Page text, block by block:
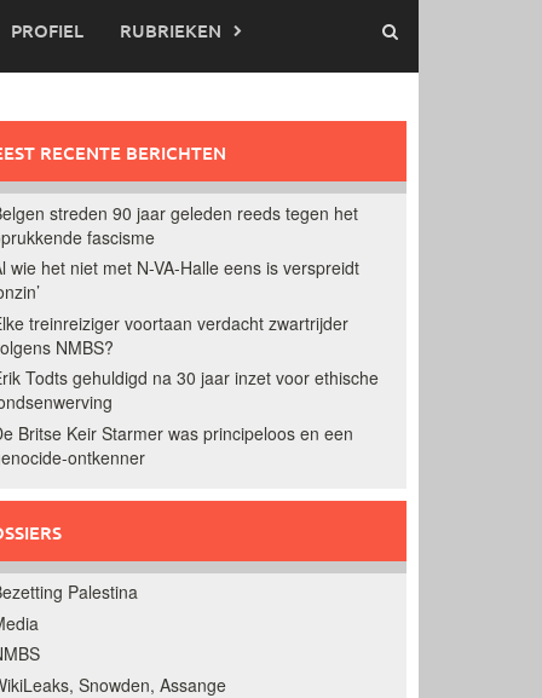
PROFIEL RUBRIEKEN
RECENTE BERICHTEN
streden 90 jaar geleden reeds tegen het
fascisme
wie het niet met N-VA-Halle eens is verspreidt
treinreiziger voortaan verdacht zwartrijder
NMBS?
Todts gehuldigd na 30 jaar inzet voor ethische
Britse Keir Starmer was principeloos en een
ontkenner
Palestina
Snowden, Assange